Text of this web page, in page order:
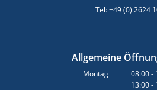
Tel: +49 (0) 2624
Allgemeine
Montag 08:00-
13:00-